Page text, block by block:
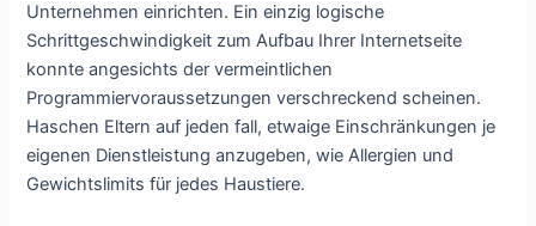
Unternehmen einrichten. Ein einzig logische
Schrittgeschwindigkeit zum Aufbau Ihrer Internetseite
konnte angesichts der vermeintlichen
Programmiervoraussetzungen verschreckend scheinen.
Haschen Eltern auf jeden fall, etwaige Einschränkungen je
eigenen Dienstleistung anzugeben, wie Allergien und
Gewichtslimits für jedes Haustiere.